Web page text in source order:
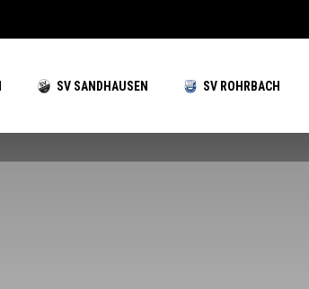
SV SANDHAUSEN SV ROHRBACH